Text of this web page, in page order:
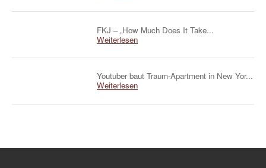
FKJ – „How Much Does It Take...
Weiterlesen
Youtuber baut Traum-Apartment in New Yor...
Weiterlesen